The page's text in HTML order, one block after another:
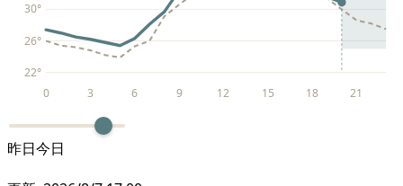
22°
26°
30°
0 3 6 9 12 15 18 21
昨日今日